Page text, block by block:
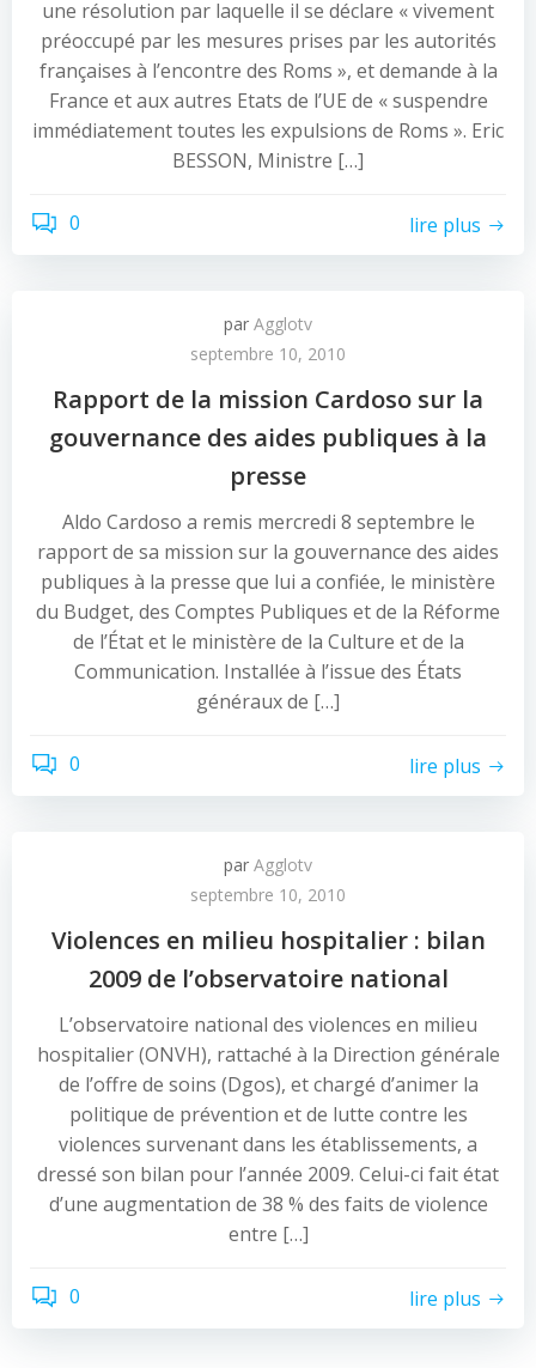
une résolution par laquelle il se déclare « vivement
préoccupé par les mesures prises par les autorités
françaises à l’encontre des Roms », et demande à la
France et aux autres Etats de l’UE de « suspendre
immédiatement toutes les expulsions de Roms ». Eric
BESSON, Ministre […]
0 lire plus
par Agglotv
septembre 10, 2010
Rapport de la mission Cardoso sur la
gouvernance des aides publiques à la
presse
Aldo Cardoso a remis mercredi 8 septembre le
rapport de sa mission sur la gouvernance des aides
publiques à la presse que lui a confiée, le ministère
du Budget, des Comptes Publiques et de la Réforme
de l’État et le ministère de la Culture et de la
Communication. Installée à l’issue des États
généraux de […]
0 lire plus
par Agglotv
septembre 10, 2010
Violences en milieu hospitalier : bilan
2009 de l’observatoire national
L’observatoire national des violences en milieu
hospitalier (ONVH), rattaché à la Direction générale
de l’offre de soins (Dgos), et chargé d’animer la
politique de prévention et de lutte contre les
violences survenant dans les établissements, a
dressé son bilan pour l’année 2009. Celui-ci fait état
d’une augmentation de 38 % des faits de violence
entre […]
0 lire plus